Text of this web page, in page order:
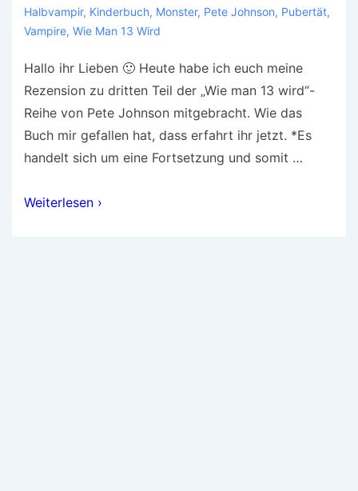
Halbvampir, Kinderbuch, Monster, Pete Johnson, Pubertät,
Vampire, Wie Man 13 Wird
Hallo ihr Lieben 🙂 Heute habe ich euch meine
Rezension zu dritten Teil der „Wie man 13 wird“-
Reihe von Pete Johnson mitgebracht. Wie das
Buch mir gefallen hat, dass erfahrt ihr jetzt. *Es
handelt sich um eine Fortsetzung und somit …
Rezension
Weiterlesen ›